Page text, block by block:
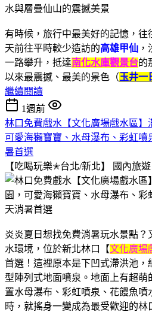
有時候，旅行中最美好的記憶，
天前往平時較少造訪的高雄甲仙
一路攀升，抵達南化水庫觀景台的
以來最震撼、最美的景色（玉井一
繼續閱讀
1週前
林口免費戲水【文化廣場戲水區】
可愛海獺寶寶、水母瀑布、彩虹噴
暑首選
【吃喝玩樂✭台北/新北】
國內旅遊
炎炎夏日想找免費消暑玩水景點
水環境，位於新北林口【文化廣場
首選！這裡原本是下凹式滯洪池，
型陣列式地面噴泉。地面上有超
置水母瀑布、彩虹噴泉、花饅魚
時，就搖身一變成為最受歡迎的林